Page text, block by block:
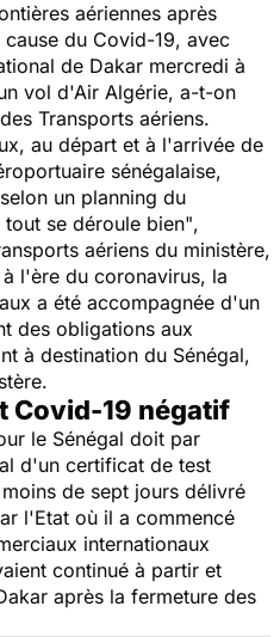
aériennes après
du Covid-19, avec
de Dakar mercredi à
vol d'Air Algérie, a-t-on
Transports aériens.
au départ et à l'arrivée de
sénégalaise,
un planning du
se déroule bien",
aériens du ministère,
l'ère du coronavirus, la
a été accompagnée d'un
des obligations aux
à destination du Sénégal,
Covid-19 négatif
le Sénégal doit par
d'un certificat de test
de sept jours délivré
l'Etat où il a commencé
internationaux
continué à partir et
après la fermeture des